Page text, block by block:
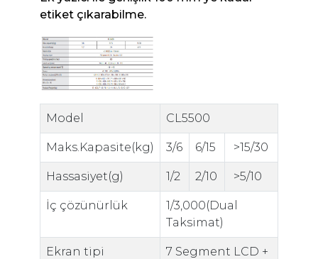
etiket çıkarabilme.
Model CL5500
Maks.Kapasite(kg) 3/6 6/15 >15/30
Hassasiyet(g) 1/2 2/10 >5/10
İç çözünürlük
1/3,000(Dual
Taksimat)
Ekran tipi
7 Segment LCD +